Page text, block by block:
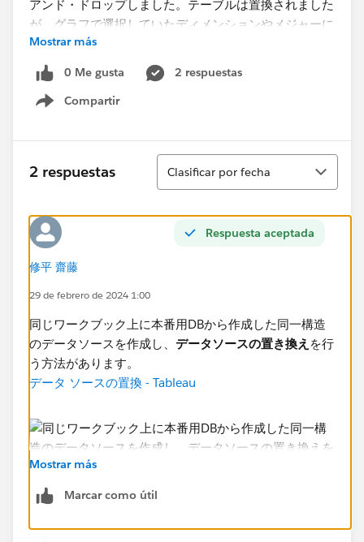
アンド・ドロップしました。テーブルは置換されました
が、グラフで選択していたディメンションやメジャーに
❗️が付き、グラフが壊れてしまいました。
どうぞよろしくお願い致します。
Mostrar más
0 Me gusta
2 respuestas
Compartir
Show menu
2 respuestas
Ordenar
Clasificar por fecha
Respuesta aceptada
修平 齋藤
29 de febrero de 2024 1:00
同じワークブック上に本番用DBから作成した同一構造
のデータソースを作成し、 データソースの置き換え を行
う方法があります。
データ ソースの置換 - Tableau
Mostrar más
Marcar como útil